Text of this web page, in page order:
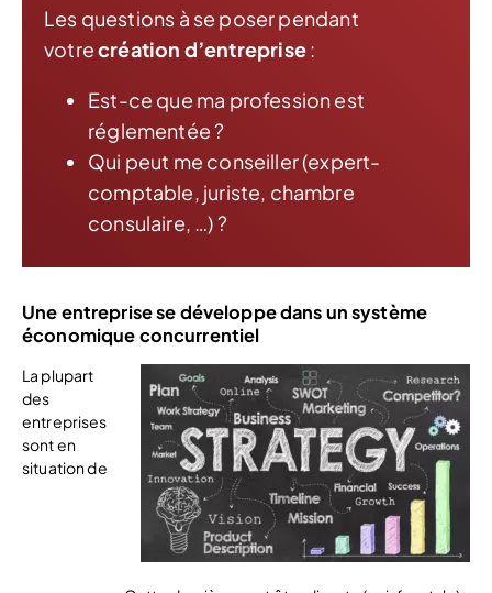
Les questions à se poser pendant
votrecréation d’entreprise:
Est-ce que ma profession est
réglementée ?
Qui peut me conseiller (expert-
comptable, juriste, chambre
consulaire, …) ?
Une entreprise se développe dans un système
économique concurrentiel
La plupart
des
entreprises
sont en
situation de